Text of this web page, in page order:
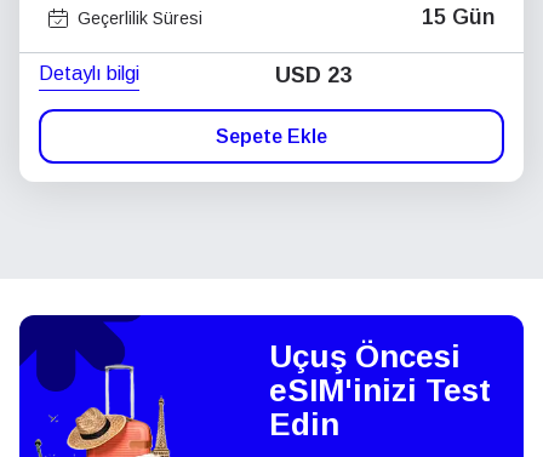
Geçerlilik Süresi 15 Gün
Detaylı bilgi USD 23
Sepete Ekle
Uçuş Öncesi
eSIM'inizi Test
Edin